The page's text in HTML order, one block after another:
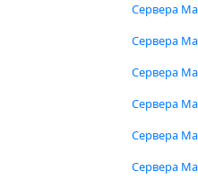
Сервера
Сервера
Сервера
Сервера
Сервера
Сервера